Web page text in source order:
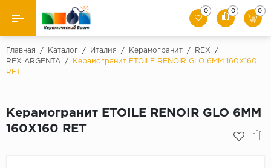
Назад
Производители
Керамогранит
0 0 0
Главная / Каталог / Италия / Керамогранит / REX
/
REX ARGENTA
/
Керамогранит ETOILE RENOIR GLO 6MM 160X160
RET
Керамогранит ETOILE RENOIR GLO 6MM
160X160 RET